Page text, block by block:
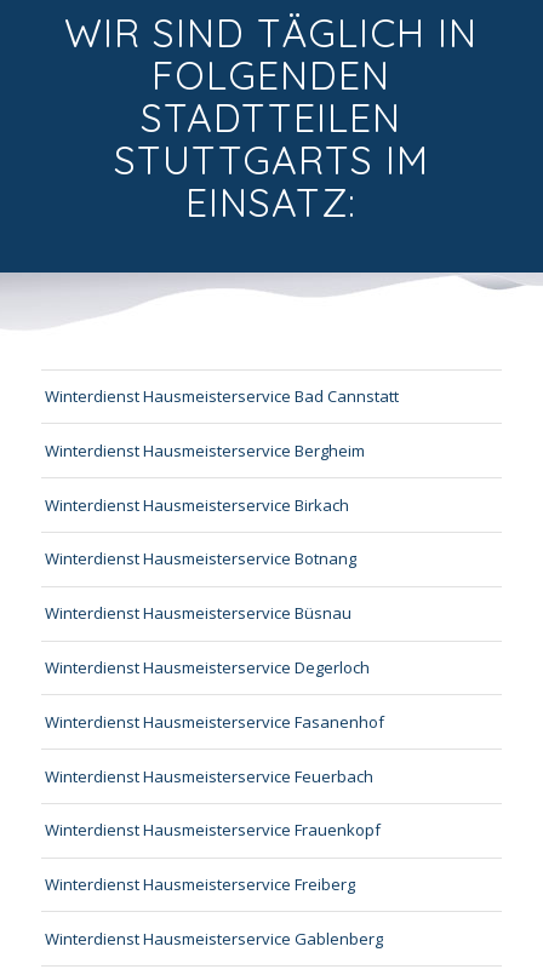
WIR SIND TÄGLICH IN
FOLGENDEN
STADTTEILEN
STUTTGARTS IM
EINSATZ:
Winterdienst Hausmeisterservice Bad Cannstatt
Winterdienst Hausmeisterservice Bergheim
Winterdienst Hausmeisterservice Birkach
Winterdienst Hausmeisterservice Botnang
Winterdienst Hausmeisterservice Büsnau
Winterdienst Hausmeisterservice Degerloch
Winterdienst Hausmeisterservice Fasanenhof
Winterdienst Hausmeisterservice Feuerbach
Winterdienst Hausmeisterservice Frauenkopf
Winterdienst Hausmeisterservice Freiberg
Winterdienst Hausmeisterservice Gablenberg